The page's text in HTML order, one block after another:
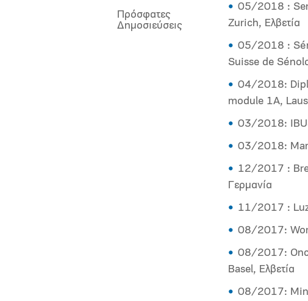
Πρόσφατες
Δημοσιεύσεις
05/2018 :
Zurich, Ελβετία
05/2018 :
Suisse de
04/2018:
module 1A,
03/2018:
03/2018:
12/2017 :
Γερμανία
11/2017 :
08/2017:
08/2017:
Basel, Ελβετία
08/2017: